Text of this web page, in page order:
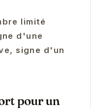
limité
d'une
signe d'un
pour un